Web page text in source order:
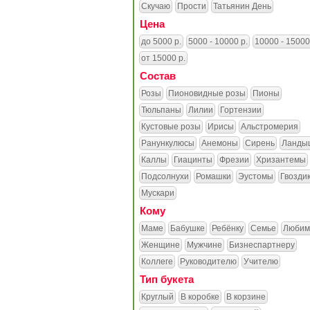
Скучаю Прости Татьянин День
Цена
до 5000 р. 5000 - 10000 р.
10000 -
от 15000 р.
Состав
Розы Пионовидные розы
Пионы
Тюльпаны
Лилии
Гортензии
Кустовые розы
Ирисы
Альстромерия
Ранункулюсы
Анемоны Сирень
Каллы
Гиацинты Фрезии
Хризантемы
Подсолнухи
Ромашки Эустомы
Мускари
Кому
Маме Бабушке Ребёнку Семье
Женщине
Мужчине
Бизнеспартнеру
Коллеге
Руководителю Учителю
Тип букета
Круглый В коробке
В корзине